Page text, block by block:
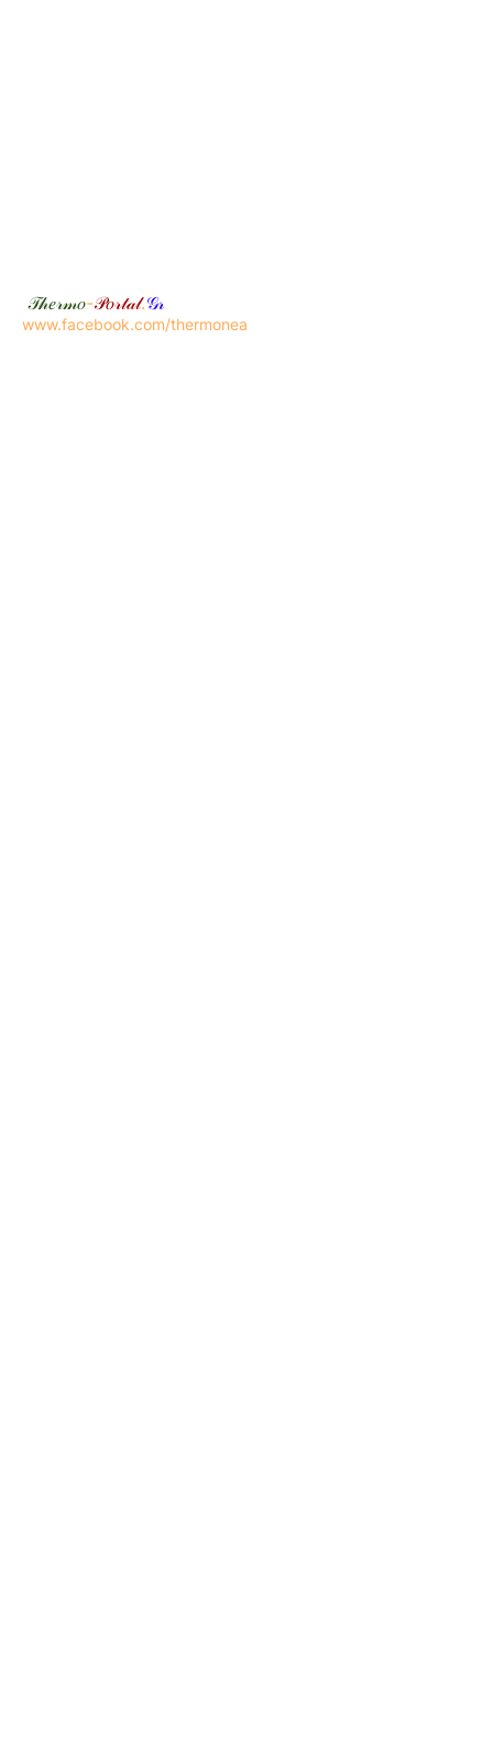
𝒯𝒽𝑒𝓇𝓂𝑜-𝒫𝑜𝓇𝓉𝒶𝓁.𝒢𝓇
www.facebook.com/thermonea